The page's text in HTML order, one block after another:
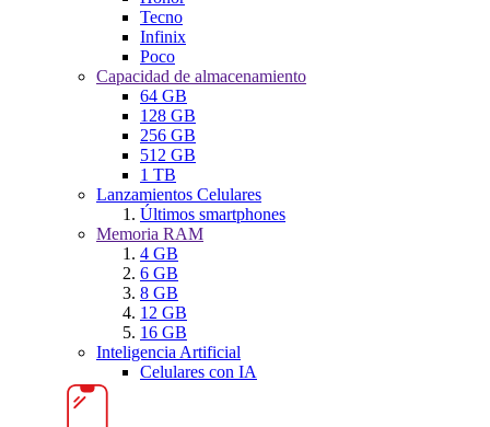
Tecno
Infinix
Poco
Capacidad de almacenamiento
64 GB
128 GB
256 GB
512 GB
1 TB
Lanzamientos Celulares
Últimos smartphones
Memoria RAM
4 GB
6 GB
8 GB
12 GB
16 GB
Inteligencia Artificial
Celulares con IA